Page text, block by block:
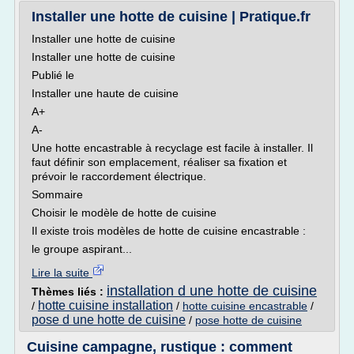
Installer une hotte de cuisine | Pratique.fr
Installer une hotte de cuisine
Installer une hotte de cuisine
Publié le
Installer une haute de cuisine
A+
A-
Une hotte encastrable à recyclage est facile à installer. Il
faut définir son emplacement, réaliser sa fixation et
prévoir le raccordement électrique.
Sommaire
Choisir le modèle de hotte de cuisine
Il existe trois modèles de hotte de cuisine encastrable :
le groupe aspirant...
Lire la suite
Thèmes liés : installation d une hotte de cuisine
/ hotte cuisine installation / hotte cuisine encastrable /
pose d une hotte de cuisine / pose hotte de cuisine
Cuisine campagne, rustique : comment